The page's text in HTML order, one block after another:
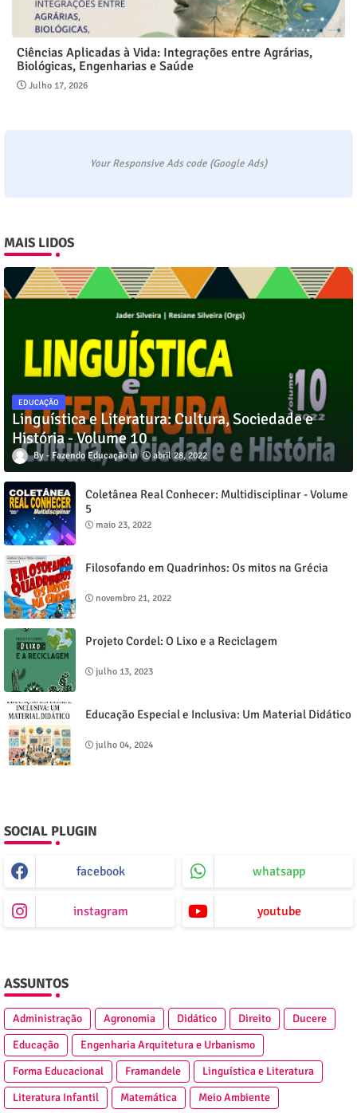
Ciências Aplicadas à Vida: Integrações entre Agrárias,
Biológicas, Engenharias e Saúde
Julho 17, 2026
Your Responsive Ads code (Google Ads)
MAIS LIDOS
EDUCAÇÃO
Linguística e Literatura: Cultura, Sociedade e
História - Volume 10
Fazendo Educação abril 28, 2022
Coletânea Real Conhecer: Multidisciplinar - Volume
5
maio 23, 2022
Filosofando em Quadrinhos: Os mitos na Grécia
novembro 21, 2022
Projeto Cordel: O Lixo e a Reciclagem
julho 13, 2023
Educação Especial e Inclusiva: Um Material Didático
julho 04, 2024
SOCIAL PLUGIN
facebook whatsapp
instagram youtube
ASSUNTOS
Administração Agronomia Didático Direito
Ducere
Educação
Engenharia Arquitetura e Urbanismo
Forma Educacional
Framandele
Linguística e Literatura
Literatura Infantil
Matemática Meio Ambiente